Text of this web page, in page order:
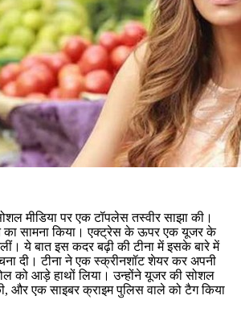
मीडिया पर एक टॉपलेस तस्वीर साझा की।
का सामना किया। एक्ट्रेस के ऊपर एक यूजर के
ये बात इस कदर बढ़ी की टीना में इसके बारे में
दी। टीना ने एक स्क्रीनशॉट शेयर कर अपनी
को आड़े हाथों लिया। उन्होंने यूजर की सोशल
और एक साइबर क्राइम पुलिस वाले को टैग किया